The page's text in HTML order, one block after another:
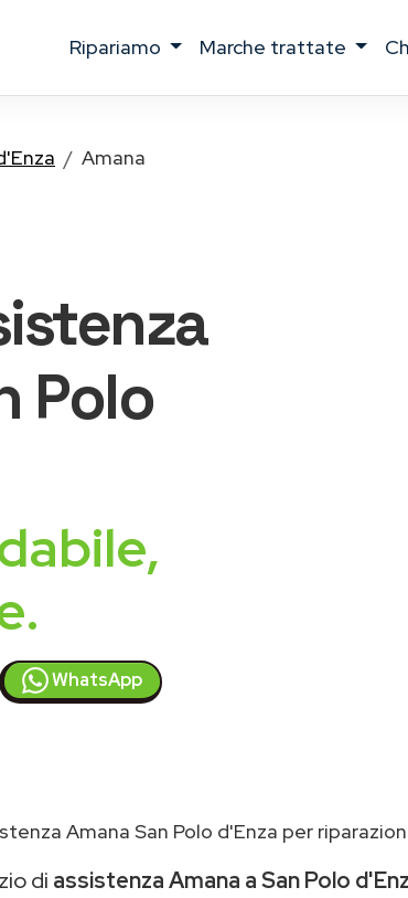
ripariamo marche trattate
Amana
Polo
WhatsApp
Amana San Polo d'Enza per
di assistenza Amana a San Polo